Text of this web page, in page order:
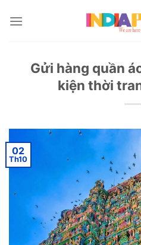
Gửi hàng quần
kiện thời
02
Th10